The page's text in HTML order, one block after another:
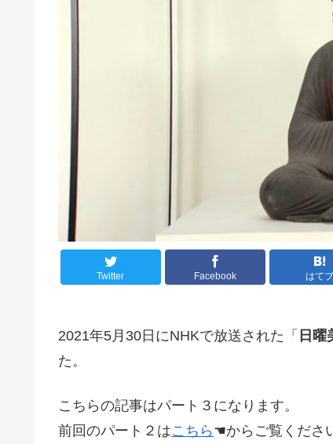
Twitter Facebook はてブ
2021年5月30日にNHKで放送された「 日曜
た。
こちらの記事はパート３になります。
前回のパート２はこちら ☚からご覧くださ